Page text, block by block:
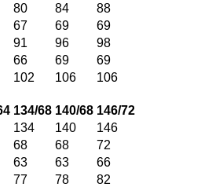
80 84
88
67 69
69
91 96
98
66 69
69
102 106 106
134/68 140/68 146/72
134 140
146
68 68
72
63 63
66
77 78
82